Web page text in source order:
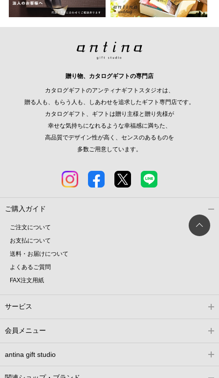
贈り物、カタログギフトの専門店
カタログギフトのアンティナギフトスタジオは、
贈る人も、もらう人も、しあわせを追求したギフト専門店です。
カタログギフト、ギフトは贈り主様と贈り先様が
幸せな気持ちになれるような幸福感に満ちた、
高品質でデザイン性が高く、センスのあるものを
多数ご用意しています。
ご購入ガイド
ご注文について
お支払について
送料・お届けについて
よくあるご質問
FAX注文用紙
サービス
会員メニュー
antina gift studio